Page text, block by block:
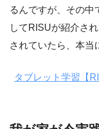
るんですが、その中
してRISUが紹介さ
されていたら、本当
タブレット学習【